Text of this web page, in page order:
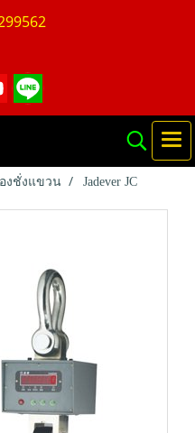
งชั่งแขวน Jadever JC